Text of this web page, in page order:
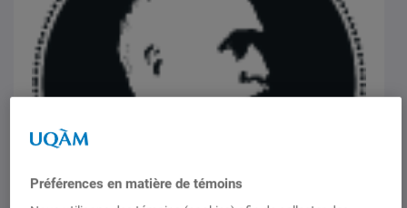
Préférences en matière de témoins